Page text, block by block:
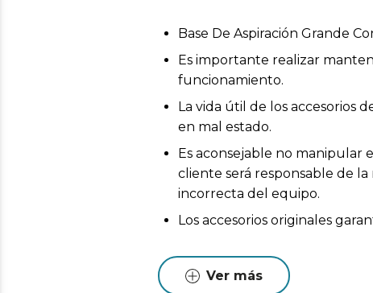
Base De Aspiración Grande
Es importante realizar
funcionamiento.
La vida útil de los accesorios
en mal estado.
Es aconsejable no manipular
cliente será responsable de
incorrecta del equipo.
Los accesorios originales
Ver más